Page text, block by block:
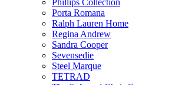
Phillips Collection
Porta Romana
Ralph Lauren Home
Regina Andrew
Sandra Cooper
Sevensedie
Steel Marque
TETRAD